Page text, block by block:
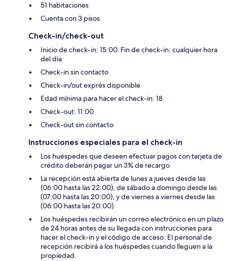
51 habitaciones
Cuenta con 3 pisos
Check-in/check-out
Inicio de check-in: 15:00. Fin de check-in: cualquier hora
del día
Check-in sin contacto
Check-in/out exprés disponible
Edad mínima para hacer el check-in: 18
Check-out: 11:00
Check-out sin contacto
Instrucciones especiales para el check-in
Los huéspedes que deseen efectuar pagos con tarjeta de
crédito deberán pagar un 3% de recargo
La recepción está abierta de lunes a jueves desde las
(06:00 hasta las 22:00), de sábado a domingo desde las
(07:00 hasta las 20:00), y de viernes a viernes desde las
(06:00 hasta las 20:00)
Los huéspedes recibirán un correo electrónico en un plazo
de 24 horas antes de su llegada con instrucciones para
hacer el check-in y el código de acceso. El personal de
recepción recibirá a los huéspedes cuando lleguen a la
propiedad.